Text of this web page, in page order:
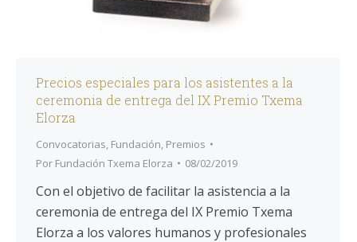
Precios especiales para los asistentes a la
ceremonia de entrega del IX Premio Txema
Elorza
Convocatorias, Fundación, Premios
Por Fundación Txema Elorza 08/02/2019
Con el objetivo de facilitar la asistencia a la
ceremonia de entrega del IX Premio Txema
Elorza a los valores humanos y profesionales